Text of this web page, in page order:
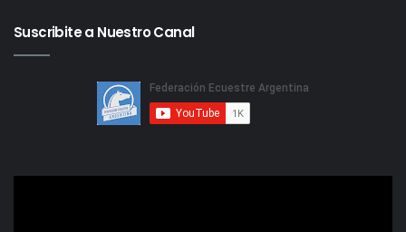
Suscribite a Nuestro Canal